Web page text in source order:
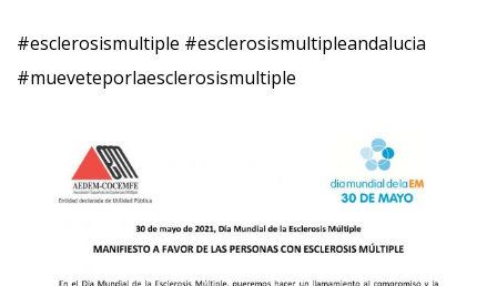
#esclerosismultiple #esclerosismultipleandalucia
#mueveteporlaesclerosismultiple